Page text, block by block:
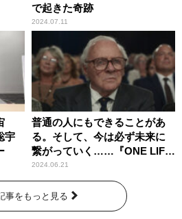
で起きた奇跡
2024.07.11
宇
普通の人にもできることがあ
る。そして、今は必ず未来に
繋がっていく……『ONE LIFE
奇跡が繋いだ6000の命』
2024.06.21
事をもっと見る